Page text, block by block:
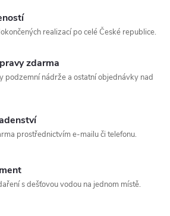
realizací po celé České republice.
zdarma
podzemní nádrže a ostatní objednávky nad
prostřednictvím e-mailu či telefonu.
s dešťovou vodou na jednom místě.